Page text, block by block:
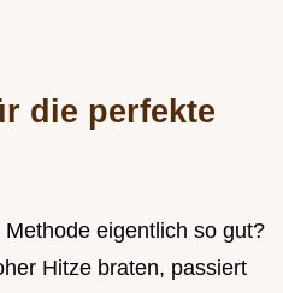
die perfekte
eigentlich so gut?
Hitze braten, passiert